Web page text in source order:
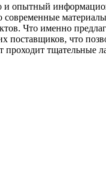
и опытный
Что именно
что
тщательные